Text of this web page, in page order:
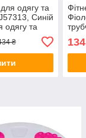
одягу та
Синій
одягу та
/ Сумка на
₴